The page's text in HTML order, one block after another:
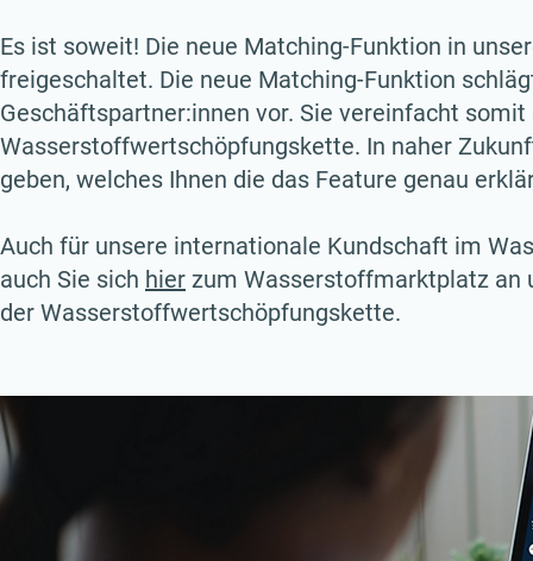
Es ist soweit! Die neue Matching-Funktion in
freigeschaltet. Die neue Matching-Funktion
Geschäftspartner:innen vor. Sie vereinfacht
Wasserstoffwertschöpfungskette. In naher
geben, welches Ihnen die das Feature genau
Auch für unsere internationale Kundschaft im
auch Sie sich hier zum Wasserstoffmarktplatz an
der Wasserstoffwertschöpfungskette.